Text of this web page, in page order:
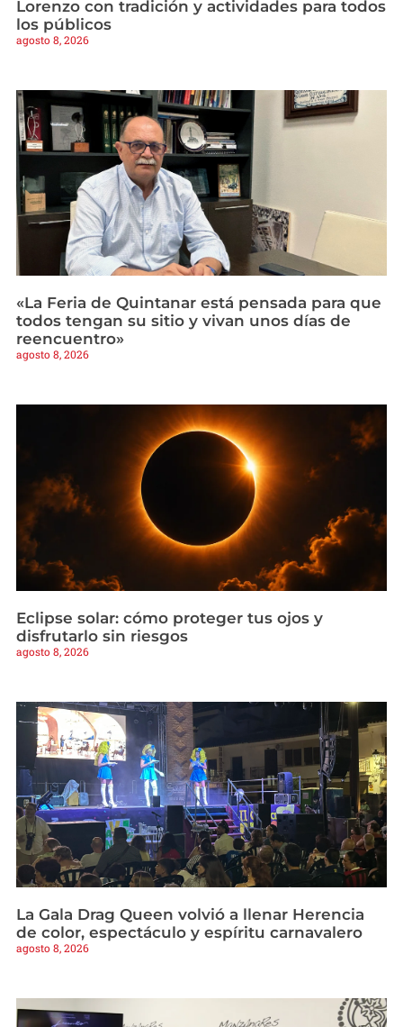
Lorenzo con tradición y actividades para todos
los públicos
agosto 8, 2026
«La Feria de Quintanar está pensada para que
todos tengan su sitio y vivan unos días de
reencuentro»
agosto 8, 2026
Eclipse solar: cómo proteger tus ojos y
disfrutarlo sin riesgos
agosto 8, 2026
La Gala Drag Queen volvió a llenar Herencia
de color, espectáculo y espíritu carnavalero
agosto 8, 2026